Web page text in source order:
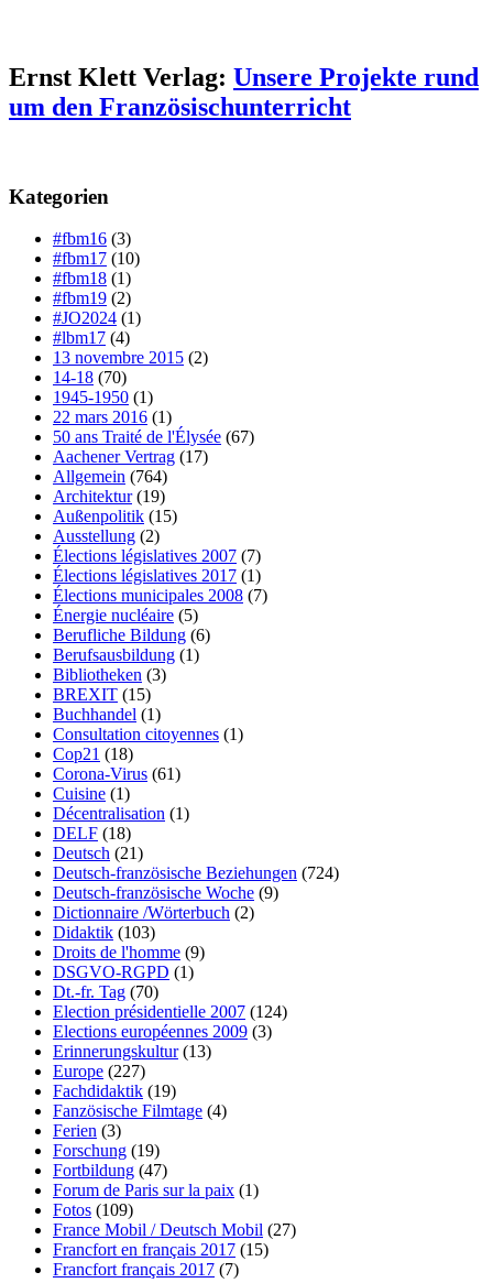
Ernst Klett Verlag: Unsere Projekte rund
um den Französischunterricht
Kategorien
#fbm16 (3)
#fbm17 (10)
#fbm18 (1)
#fbm19 (2)
#JO2024 (1)
#lbm17 (4)
13 novembre 2015 (2)
14-18 (70)
1945-1950 (1)
22 mars 2016 (1)
50 ans Traité de l'Élysée (67)
Aachener Vertrag (17)
Allgemein (764)
Architektur(19)
Außenpolitik (15)
Ausstellung (2)
Élections législatives 2007 (7)
Élections législatives 2017 (1)
Élections municipales 2008 (7)
Énergie nucléaire (5)
Berufliche Bildung (6)
Berufsausbildung (1)
Bibliotheken (3)
BREXIT (15)
Buchhandel (1)
Consultation citoyennes (1)
Cop21 (18)
Corona-Virus (61)
Cuisine (1)
Décentralisation (1)
DELF (18)
Deutsch (21)
Deutsch-französische Beziehungen (724)
Deutsch-französische Woche (9)
Dictionnaire /Wörterbuch (2)
Didaktik (103)
Droits de l'homme (9)
DSGVO-RGPD (1)
Dt.-fr. Tag (70)
Election présidentielle 2007 (124)
Elections européennes 2009 (3)
Erinnerungskultur(13)
Europe (227)
Fachdidaktik (19)
Fanzösische Filmtage (4)
Ferien (3)
Forschung (19)
Fortbildung (47)
Forum de Paris sur la paix (1)
Fotos (109)
France Mobil / Deutsch Mobil (27)
Francfort en français 2017 (15)
Francfort français 2017 (7)